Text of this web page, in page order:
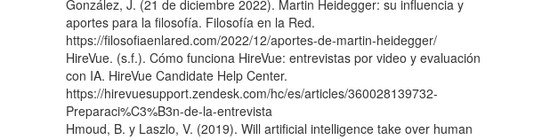
González, J. (21 de diciembre 2022). Martin Heidegger: su influencia y
aportes para la filosofía. Filosofía en la Red.
https://filosofiaenlared.com/2022/12/aportes-de-martin-heidegger/
HireVue. (s.f.). Cómo funciona HireVue: entrevistas por video y evaluación
con IA. HireVue Candidate Help Center.
https://hirevuesupport.zendesk.com/hc/es/articles/360028139732-
Preparaci%C3%B3n-de-la-entrevista
Hmoud, B. y Laszlo, V. (2019). Will artificial intelligence take over human